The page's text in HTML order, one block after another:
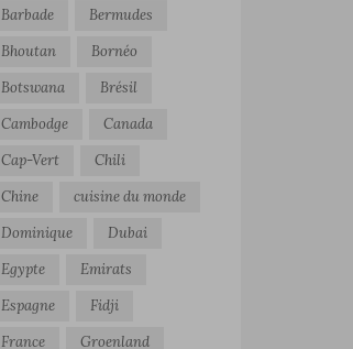
Barbade
Bermudes
Bhoutan
Bornéo
Botswana
Brésil
Cambodge
Canada
Cap-Vert
Chili
Chine
cuisine du monde
Dominique
Dubai
Egypte
Emirats
Espagne
Fidji
France
Groenland